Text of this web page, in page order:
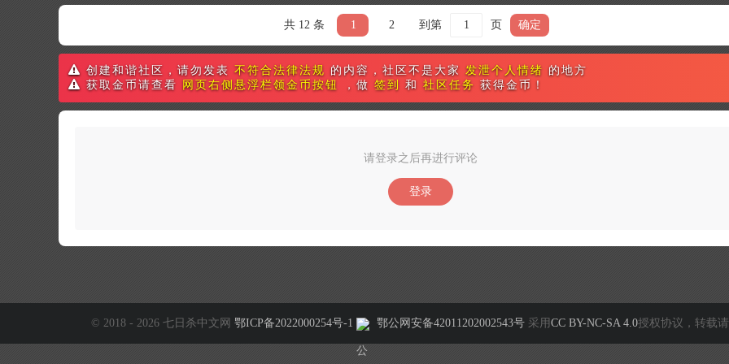
共 12 条 1 2 到第 页 确定
创建和谐社区，请勿发表 不符合法律法规 的内容，社区不是大家 发泄个人情绪 的地方
获取金币请查看
网页右侧悬浮栏领金币按钮 ，做 签到 和 社区任务 获得金币！
请登录之后再进行评论
登录
© 2018 - 2026 七日杀中文网 鄂ICP备2022000254号-1 鄂公网安备42011202002543号 采用 CC BY-NC-SA 4.0授权协议，转载